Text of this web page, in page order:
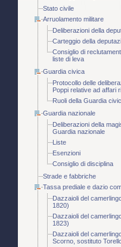
Stato civile
Arruolamento militare
Deliberazioni della
Carteggio della
Consiglio di
liste di leva
Guardia civica
Protocollo delle
Poppi relative ad affari
Ruoli della Guardia
Guardia nazionale
Deliberazioni della
Guardia nazionale
Liste
Esenzioni
Consiglio di disciplina
Strade e fabbriche
Tassa prediale e dazio
Dazzaioli del
1820)
Dazzaioli del
1823)
Dazzaioli del
Scorno, sostituto